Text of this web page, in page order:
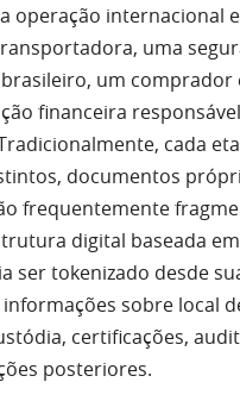
operação internacional
uma
um comprador
financeira
cada
documentos
frequentemente
digital baseada em
ser tokenizado desde
sobre local
certificações,
posteriores.